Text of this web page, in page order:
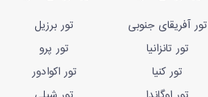
تور آفریقای جنوبی
تور تانزانیا
تور کنیا
تور برزیل
تور پرو
تور اکوادور